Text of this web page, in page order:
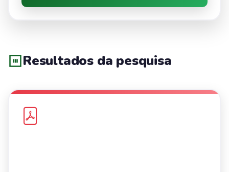
Resultados da pesquisa